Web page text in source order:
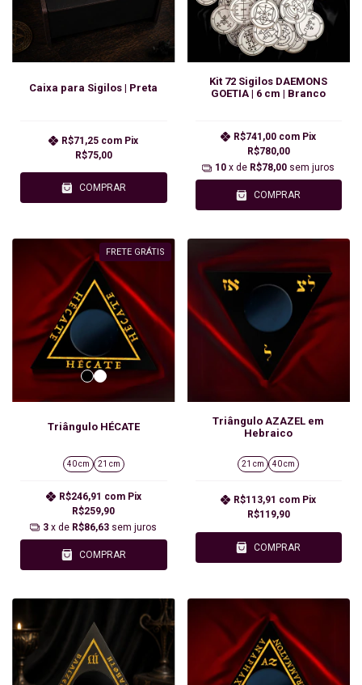
Caixa para Sigilos | Preta
R$75,00
R$71,25 com Pix
COMPRAR
Kit 72 Sigilos DAEMONS
GOETIA | 6 cm | Branco
R$780,00
R$741,00 com Pix
10 x de R$78,00 sem juros
COMPRAR
FRETE GRÁTIS
Triângulo HÉCATE
40 cm 21 cm
R$259,90
R$246,91 com Pix
3 x de R$86,63 sem juros
COMPRAR
Triângulo AZAZEL em
Hebraico
21 cm 40 cm
R$119,90
R$113,91 com Pix
COMPRAR